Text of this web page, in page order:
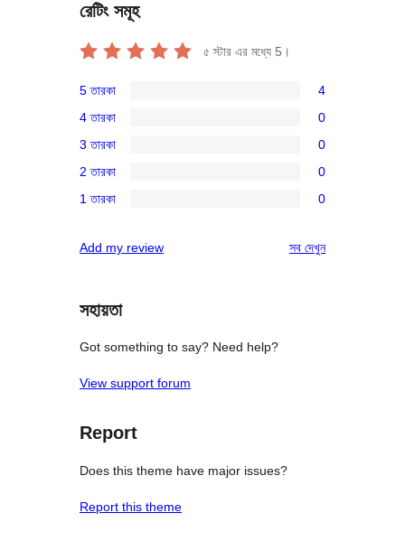
রেটিং সমূহ
৫ স্টার এর মধ্যে 5 ।
5-
স্টার
রিভিউ
5 তারকা 4
4-
স্টার
রিভিউ
4 তারকা 0
3-
স্টার
3 তারকা 0
2-
রিভিউ
2 তারকা 0
স্টার
1 তারকা 0
Add my review সবরিভিউ
দেখুন
সহায়তা
Got something to say? Need help?
View support forum
Report
Does this theme have major issues?
Report this theme